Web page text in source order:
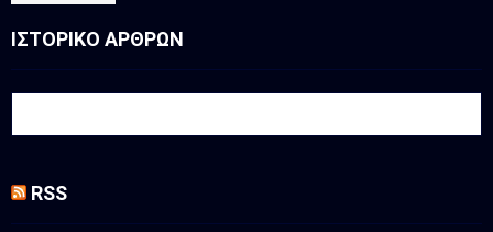
ΙΣΤΟΡΙΚΟ ΑΡΘΡΩΝ
RSS